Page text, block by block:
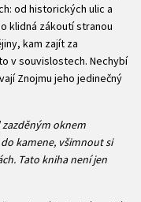
od historických ulic a
klidná zákoutí stranou
kam zajít za
v souvislostech. Nechybí
Znojmu jeho jedinečný
oknem
kamene, všimnout si
Tato kniha není jen